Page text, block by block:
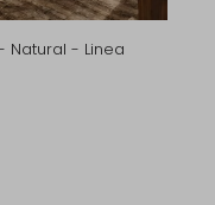
Natural - Linea